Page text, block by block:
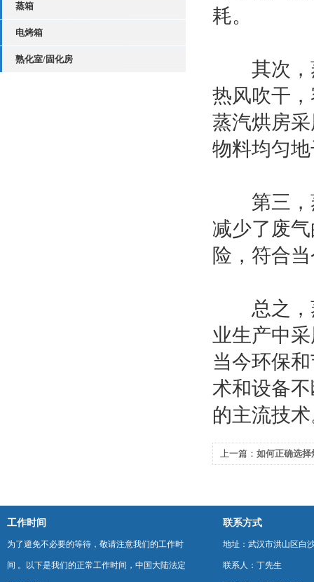
蒸箱
电烤箱
熟化室/固化房
耗。
其次，蒸
热风吹干
蒸汽烘房
物料均匀
第三，蒸
减少了废
险，符合
总之，蒸
业生产中
当今环保
术和设备
的主流技
上一篇： 如何正确选择
工作时间
为了避免不必要的等待，敬请注意我们的工作时
间 。以下是我们的正常工作时间，中国大陆法定
联系方式
地址：武汉市洪山区白
联系人：丁先生